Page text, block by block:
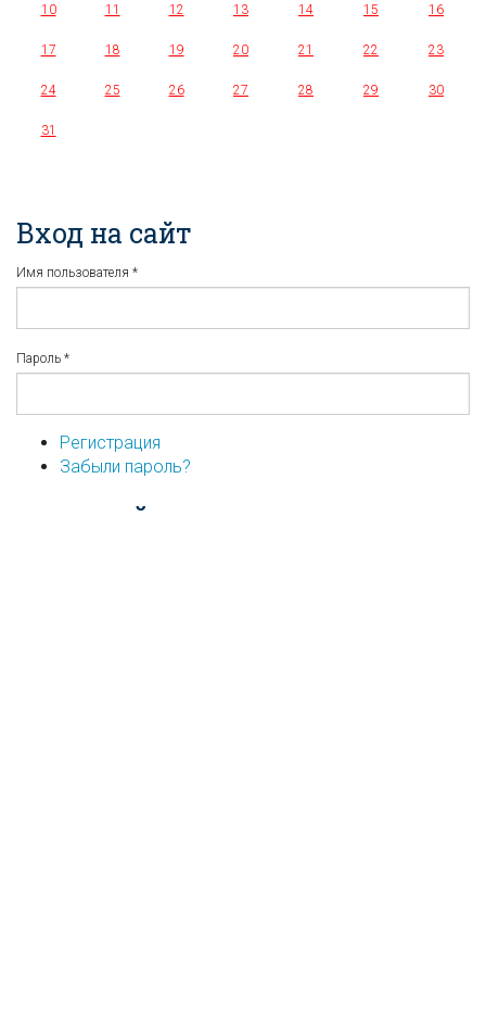
10 11 12 13 14 15 16
17 18 19 20 21 22 23
24 25 26 27 28 29 30
31
Вход на сайт
Имя пользователя *
Пароль *
Регистрация
Забыли пароль?
...или войдите используя